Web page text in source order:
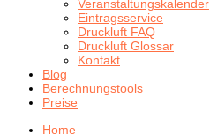
Veranstaltungskalender
Eintragsservice
Druckluft FAQ
Druckluft Glossar
Kontakt
Blog
Berechnungstools
Preise
Home